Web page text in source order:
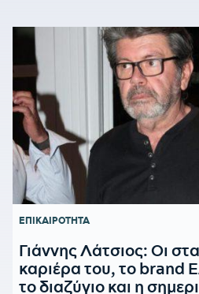
ΕΠΙΚΑΙΡΟΤΗΤΑ
Γιάννης Λάτσιος: Οι
καριέρα του, το brand
το διαζύγιο και η